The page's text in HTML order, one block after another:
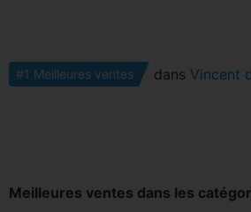
#1 Meilleures ventes dans Vincent
Meilleures ventes dans les